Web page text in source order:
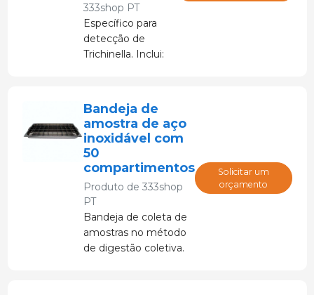
333shop PT
Específico para
detecção de
Trichinella. Inclui:
Bandeja de
amostra de aço
inoxidável com
50
compartimentos
Produto de 333shop
PT
Bandeja de coleta de
amostras no método
de digestão coletiva.
Solicitar um
orçamento